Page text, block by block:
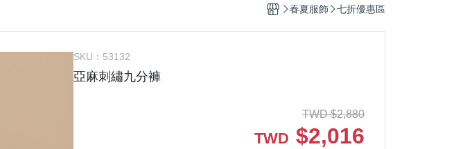
春夏服飾 七折優惠區
SKU： 53132
亞麻刺繡九分褲
TWD $2,880
TWD $2,016